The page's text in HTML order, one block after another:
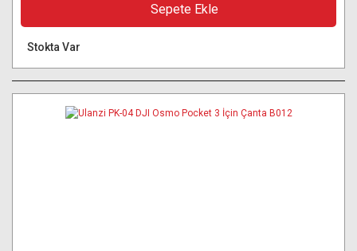
Sepete Ekle
Stokta Var